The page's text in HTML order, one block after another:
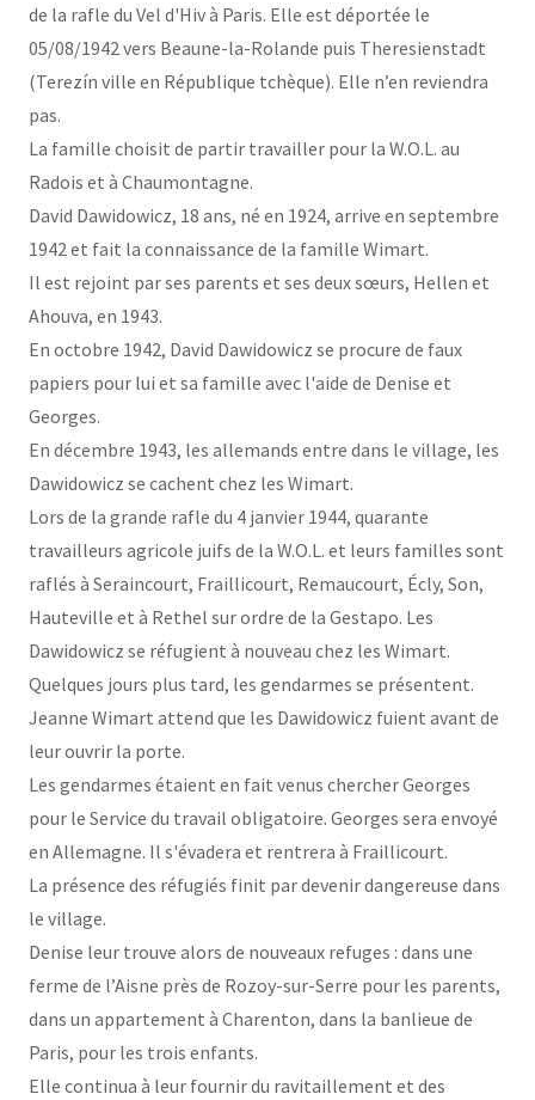
de la rafle du Vel d'Hiv à Paris. Elle est déportée le
05/08/1942 vers Beaune-la-Rolande puis Theresienstadt
(Terezín ville en République tchèque). Elle n’en reviendra
pas.
La famille choisit de partir travailler pour la W.O.L. au
Radois et à Chaumontagne.
David Dawidowicz, 18 ans, né en 1924, arrive en septembre
1942 et fait la connaissance de la famille Wimart.
Il est rejoint par ses parents et ses deux sœurs, Hellen et
Ahouva, en 1943.
En octobre 1942, David Dawidowicz se procure de faux
papiers pour lui et sa famille avec l'aide de Denise et
Georges.
En décembre 1943, les allemands entre dans le village, les
Dawidowicz se cachent chez les Wimart.
Lors de la grande rafle du 4 janvier 1944, quarante
travailleurs agricole juifs de la W.O.L. et leurs familles sont
raflés à Seraincourt, Fraillicourt, Remaucourt, Écly, Son,
Hauteville et à Rethel sur ordre de la Gestapo. Les
Dawidowicz se réfugient à nouveau chez les Wimart.
Quelques jours plus tard, les gendarmes se présentent.
Jeanne Wimart attend que les Dawidowicz fuient avant de
leur ouvrir la porte.
Les gendarmes étaient en fait venus chercher Georges
pour le Service du travail obligatoire. Georges sera envoyé
en Allemagne. Il s'évadera et rentrera à Fraillicourt.
La présence des réfugiés finit par devenir dangereuse dans
le village.
Denise leur trouve alors de nouveaux refuges : dans une
ferme de l’Aisne près de Rozoy-sur-Serre pour les parents,
dans un appartement à Charenton, dans la banlieue de
Paris, pour les trois enfants.
Elle continua à leur fournir du ravitaillement et des